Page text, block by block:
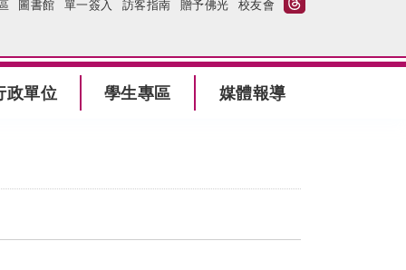
圖書館 單一簽入 訪客指南 贈予佛光 校友會
政單位 學生專區 媒體報導